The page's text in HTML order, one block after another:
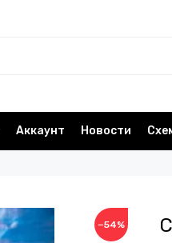
Аккаунт Новости
−54%